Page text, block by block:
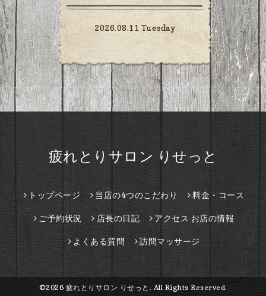
2026.08.11 Tuesday
疲れとりサロン りせっと
トップページ 当店の4つのこだわり 料金・コース
ご予約状況 店長の日記 アクセス お店の情報
よくある質問 訪問マッサージ
©2026疲れとりサロン りせっと. All Rights Reserved.